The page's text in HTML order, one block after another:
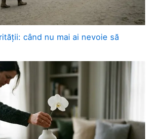
când nu mai ai nevoie să